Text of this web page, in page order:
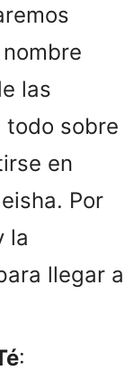
nombre
las
todo sobre
en
Por
la
llegar a
: